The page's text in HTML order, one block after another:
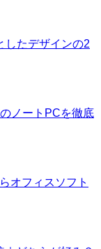
したデザインの2
ノートPCを徹底
オフィスソフト